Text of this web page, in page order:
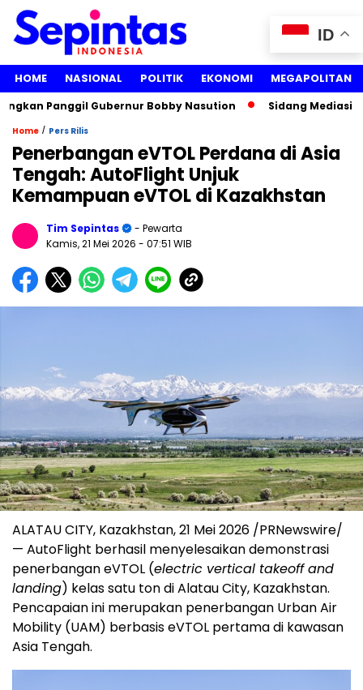
HOME NASIONAL POLITIK EKONOMI MEGAPOLITAN
Panggil Gubernur Bobby Nasution Sidang Mediasi
Home / Pers Rilis
Penerbangan eVTOL Perdana di Asia
Tengah: AutoFlight Unjuk
Kemampuan eVTOL di Kazakhstan
Tim Sepintas
- Pewarta
Kamis, 21 Mei 2026 - 07:51 WIB
ALATAU CITY, Kazakhstan, 21 Mei 2026 /PRNewswire/
— AutoFlight berhasil menyelesaikan demonstrasi
penerbangan eVTOL (electric vertical takeoff and
landing) kelas satu ton di Alatau City, Kazakhstan.
Pencapaian ini merupakan penerbangan Urban Air
Mobility (UAM) berbasis eVTOL pertama di kawasan
Asia Tengah.
ID